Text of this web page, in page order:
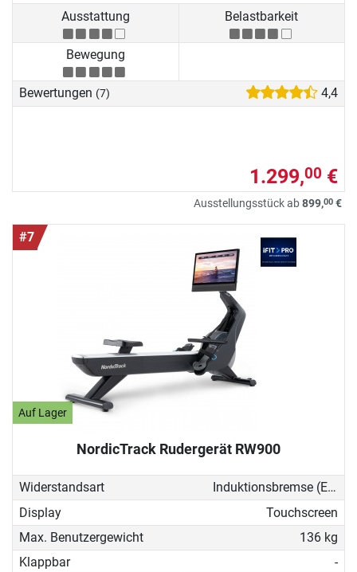
Ausstattung
Belastbarkeit
Bewegung
Bewertungen (7) 4,4
1.299,00 €
Ausstellungsstück ab899,00 €
#7
Auf Lager
NordicTrack Rudergerät RW900
Widerstandsart
Induktionsbremse (EMS)
Display
Touchscreen
Max. Benutzergewicht
136 kg
Klappbar
-